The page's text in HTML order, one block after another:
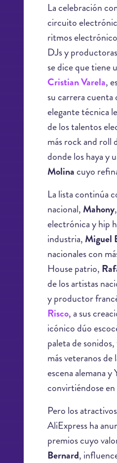
La celebración
circuito
ritmos
DJs y
se dice que tiene
Cristian Varela,
su carrera cuenta
elegante técnica
de los talentos
más rock and roll
donde los haya y
Molina cuyo
La lista continúa
nacional, Mahony
electrónica y hip
industria, Miguel
nacionales con
House patrio,
de los artistas
y productor
Risco, a sus
icónico dúo
paleta de
más veteranos de
escena alemana
convirtiéndose
Pero los
AliExpress ha
premios cuyo
Bernard,